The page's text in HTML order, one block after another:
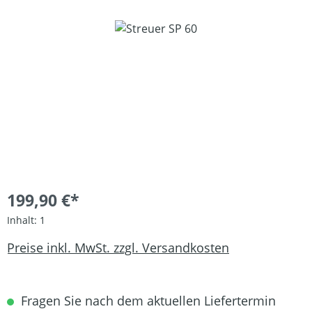
Bildergalerie überspringen
199,90 €*
Inhalt: 1
Preise inkl. MwSt. zzgl. Versandkosten
Fragen Sie nach dem aktuellen Liefertermin